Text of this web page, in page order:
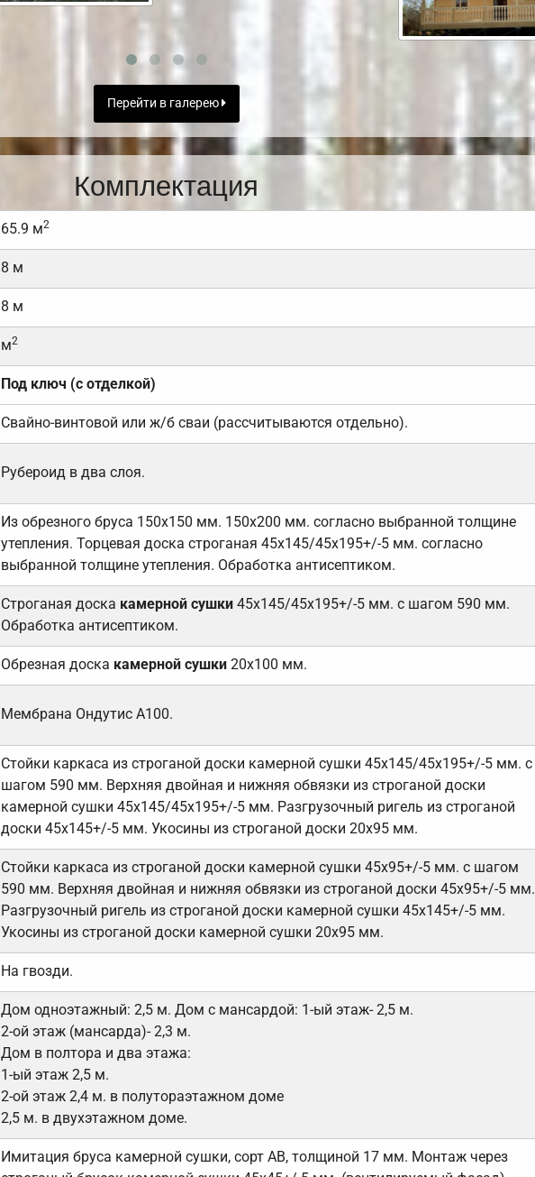
Перейти в галерею
Комплектация
65.9 м2
8 м
8 м
м2
Под ключ (с отделкой)
Свайно-винтовой или ж/б сваи (рассчитываются отдельно).
Рубероид в два слоя.
Из обрезного бруса 150х150 мм. 150х200 мм. согласно выбранной толщине
утепления. Торцевая доска строганая 45х145/45х195+/-5 мм. согласно
выбранной толщине утепления. Обработка антисептиком.
Строганая доска камерной сушки 45х145/45х195+/-5 мм. с шагом 590 мм.
Обработка антисептиком.
Обрезная доска камерной сушки20х100 мм.
Мембрана Ондутис А100.
Стойки каркаса из строганой доски камерной сушки 45х145/45х195+/-5 мм. с
шагом 590 мм. Верхняя двойная и нижняя обвязки из строганой доски
камерной сушки 45х145/45х195+/-5 мм. Разгрузочный ригель из строганой
доски 45х145+/-5 мм. Укосины из строганой доски 20х95 мм.
Стойки каркаса из строганой доски камерной сушки 45х95+/-5 мм. с шагом
590 мм. Верхняя двойная и нижняя обвязки из строганой доски 45х95+/-5 мм.
Разгрузочный ригель из строганой доски камерной сушки 45х145+/-5 мм.
Укосины из строганой доски камерной сушки 20х95 мм.
На гвозди.
Дом одноэтажный: 2,5 м. Дом с мансардой: 1-ый этаж- 2,5 м.
2-ой этаж (мансарда)- 2,3 м.
Дом в полтора и два этажа:
1-ый этаж 2,5 м.
2-ой этаж 2,4 м. в полутораэтажном доме
2,5 м. в двухэтажном доме.
Имитация бруса камерной сушки, сорт АВ, толщиной 17 мм. Монтаж через